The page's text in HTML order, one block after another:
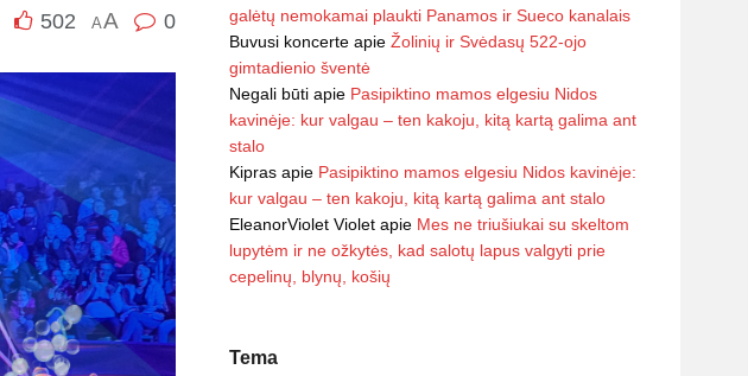
502 AA 0
galėtų nemokamai plaukti Panamos ir Sueco kanalais
Buvusi koncerte apie Žolinių ir Svėdasų 522-ojo
gimtadienio šventė
Negali būti apie Pasipiktino mamos elgesiu Nidos
kavinėje: kur valgau – ten kakoju, kitą kartą galima ant
stalo
Kipras apie Pasipiktino mamos elgesiu Nidos kavinėje:
kur valgau – ten kakoju, kitą kartą galima ant stalo
EleanorViolet Violet apie Mes ne triušiukai su skeltom
lupytėm ir ne ožkytės, kad salotų lapus valgyti prie
cepelinų, blynų, košių
Tema